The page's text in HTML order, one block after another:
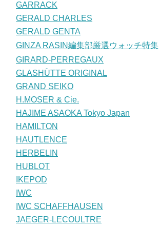
GARRACK
GERALD CHARLES
GERALD GENTA
GINZA RASIN編集部厳選ウォッチ特集
GIRARD-PERREGAUX
GLASHÜTTE ORIGINAL
GRAND SEIKO
H.MOSER & Cie.
HAJIME ASAOKA Tokyo Japan
HAMILTON
HAUTLENCE
HERBELIN
HUBLOT
IKEPOD
IWC
IWC SCHAFFHAUSEN
JAEGER-LECOULTRE